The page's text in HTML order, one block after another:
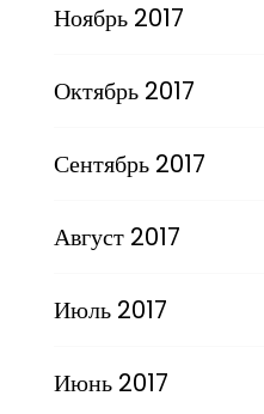
Ноябрь 2017
Октябрь 2017
Сентябрь 2017
Август 2017
Июль 2017
Июнь 2017